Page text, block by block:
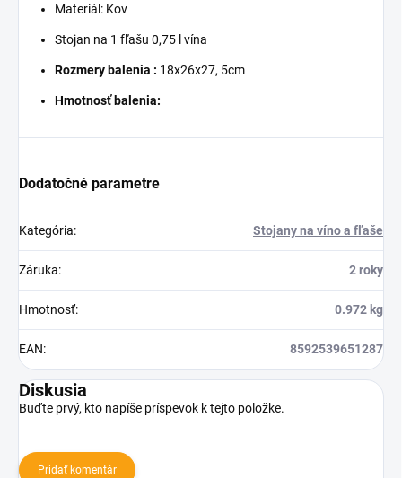
Materiál: Kov
Stojan na 1 fľašu 0,75 l vína
Rozmery balenia : 18x26x27, 5cm
Hmotnosť balenia:
Dodatočné parametre
Kategória: Stojany na víno a fľaše
Záruka: 2 roky
Hmotnosť: 0.972 kg
EAN: 8592539651287
Diskusia
Buďte prvý, kto napíše príspevok k tejto položke.
Pridať komentár